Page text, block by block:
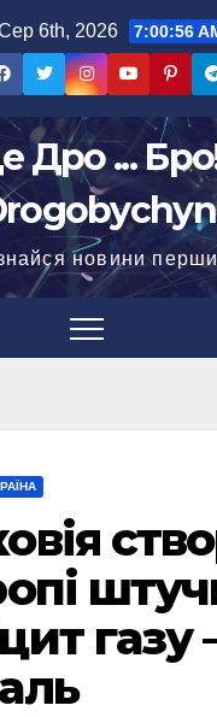
6th, 2026 7:00:56
Дро ...
новини
газу